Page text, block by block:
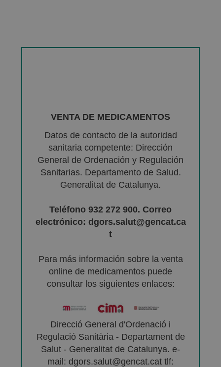
VENTA DE MEDICAMENTOS
Datos de contacto de la autoridad
sanitaria competente: Dirección
General de Ordenación y Regulación
Sanitarias. Departamento de Salud.
Generalitat de Catalunya.
Teléfono 932 272 900. Correo
electrónico: dgors.salut@gencat.ca
t
Para más información sobre la venta
online de medicamentos puede
consultar los siguientes enlaces:
Direcció General d'Ordenació i
Regulació Sanitària - Departament de
Salut - Generalitat de Catalunya. e-
mail: dgors.salut@gencat.cat tlf: